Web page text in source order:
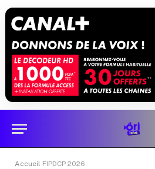
Accueil FIPDCP 2026